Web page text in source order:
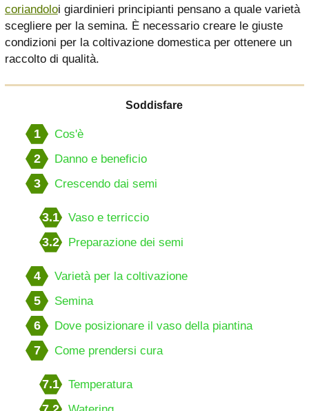
coriandoloi giardinieri principianti pensano a quale varietà
scegliere per la semina. È necessario creare le giuste
condizioni per la coltivazione domestica per ottenere un
raccolto di qualità.
Soddisfare
1 Cos'è
2 Danno e beneficio
3 Crescendo dai semi
3.1 Vaso e terriccio
3.2 Preparazione dei semi
4 Varietà per la coltivazione
5 Semina
6 Dove posizionare il vaso della piantina
7 Come prendersi cura
7.1 Temperatura